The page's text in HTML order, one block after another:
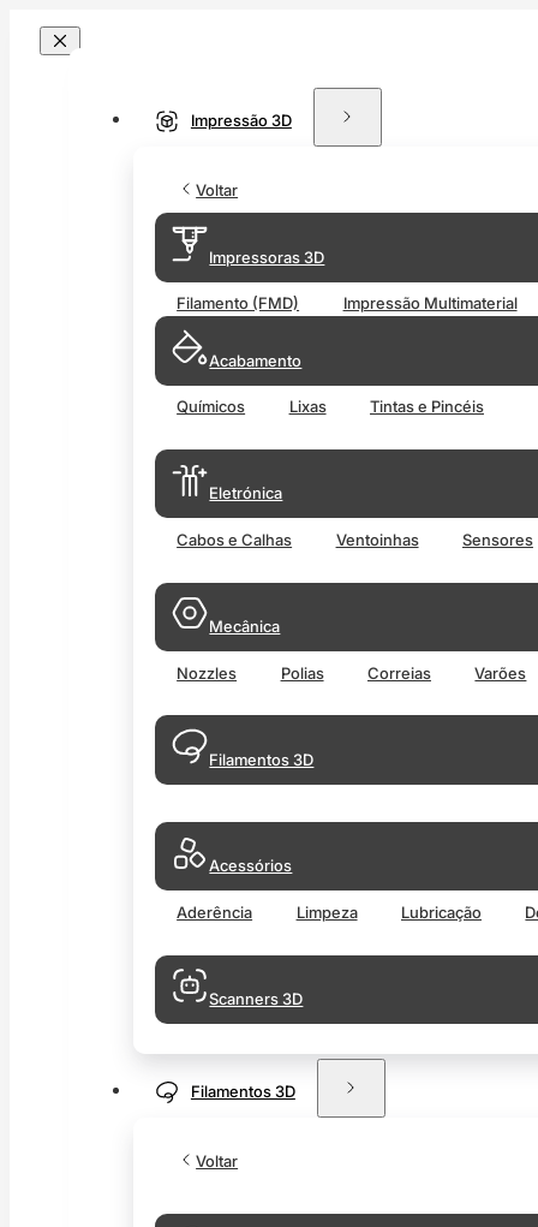
Impressão 3D
Voltar
Impressoras 3D
Filamento (FMD) Impressão Multimaterial
Acabamento
Químicos Lixas Tintas e Pincéis
Eletrónica
Cabos e Calhas Ventoinhas Sensores
Mecânica
Nozzles Polias Correias Varões
Filamentos 3D
Acessórios
Aderência Limpeza Lubricação
Scanners 3D
Filamentos 3D
Voltar